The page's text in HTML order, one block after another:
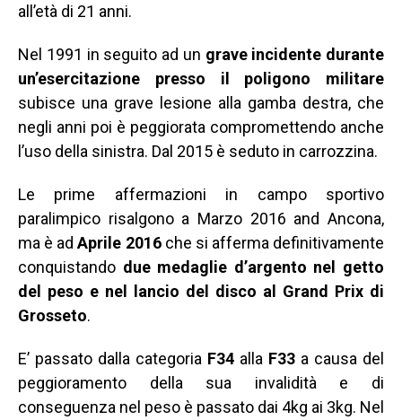
all’età di 21 anni.
Nel 1991 in seguito ad un grave incidente durante
un’esercitazione presso il poligono militare
subisce una grave lesione alla gamba destra, che
negli anni poi è peggiorata compromettendo anche
l’uso della sinistra. Dal 2015 è seduto in carrozzina.
Le prime affermazioni in campo sportivo
paralimpico risalgono a Marzo 2016 and Ancona,
ma è adAprile 2016che si afferma definitivamente
conquistando due medaglie d’argento nel getto
del peso e nel lancio del disco al Grand Prix di
Grosseto.
E’ passato dalla categoria F34 alla F33 a causa del
peggioramento della sua invalidità e di
conseguenza nel peso è passato dai 4kg ai 3kg. Nel